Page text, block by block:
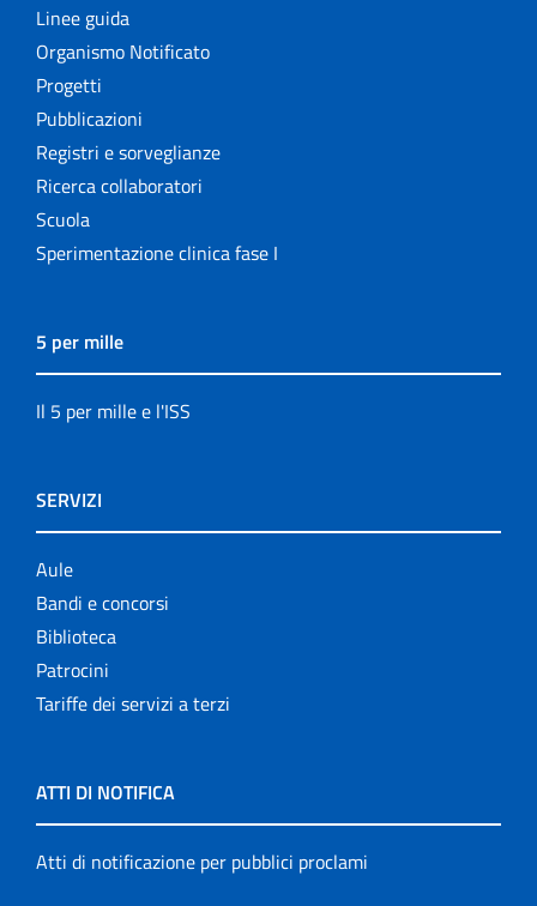
Linee guida
Organismo Notificato
Progetti
Pubblicazioni
Registri e sorveglianze
Ricerca collaboratori
Scuola
Sperimentazione clinica fase I
5 per mille
Il 5 per mille e l'ISS
SERVIZI
Aule
Bandi e concorsi
Biblioteca
Patrocini
Tariffe dei servizi a terzi
ATTI DI NOTIFICA
Atti di notificazione per pubblici proclami